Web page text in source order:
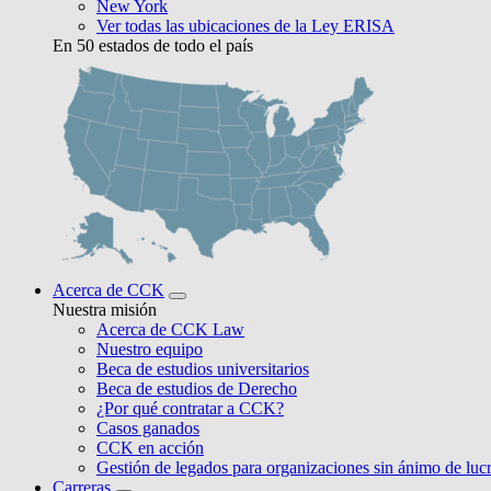
New York
Ver todas las ubicaciones de la Ley ERISA
En 50 estados de todo el país
Acerca de CCK
Nuestra misión
Acerca de CCK Law
Nuestro equipo
Beca de estudios universitarios
Beca de estudios de Derecho
¿Por qué contratar a CCK?
Casos ganados
CCK en acción
Gestión de legados para organizaciones sin ánimo de
Carreras